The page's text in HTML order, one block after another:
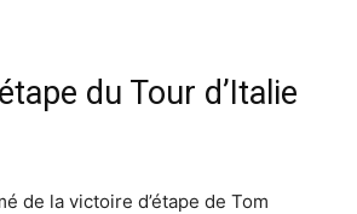
du Tour d’Italie
de la victoire d’étape de Tom